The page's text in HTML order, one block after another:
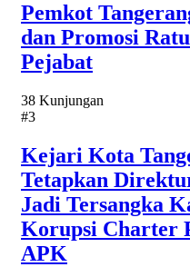
Pemkot
dan Promosi
Pejabat
38 Kunjungan
#3
Kejari Kota
Tetapkan
Jadi Tersangka
Korupsi Charter
APK